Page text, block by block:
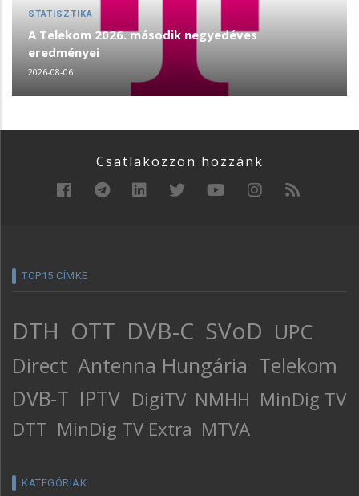
STATISZTIKA
A Telekom 2026. második negyedéves
eredményei
2026-08-06
Csatlakozzon hozzánk
TOP15 CÍMKE
DTH OTT DVB-C SVoD UPC
Direct Antenna Hungária Telekom
DVB-T IPTV DigiTV NMHH MinDig TV
DTT MinDig TV Extra MTVA
KATEGÓRIÁK